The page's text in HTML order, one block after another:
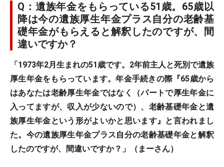
Q：遺族年金をもらっている51歳。65歳以
降は今の遺族厚生年金プラス自分の老齢基
礎年金がもらえると解釈したのですが、間
違いですか？
「1973年2月生まれの51歳です。2年前主人と死別で遺族
厚生年金をもらっています。年金手続きの際『65歳から
はあなたは老齢厚生年金ではなく（パートで厚生年金に
入ってますが、収入が少ないので）、老齢基礎年金と遺
族厚生年金という形がよいかと思います』と言われまし
た。今の遺族厚生年金プラス自分の老齢基礎年金と解釈
したのですが、間違いですか？」（まーさん）